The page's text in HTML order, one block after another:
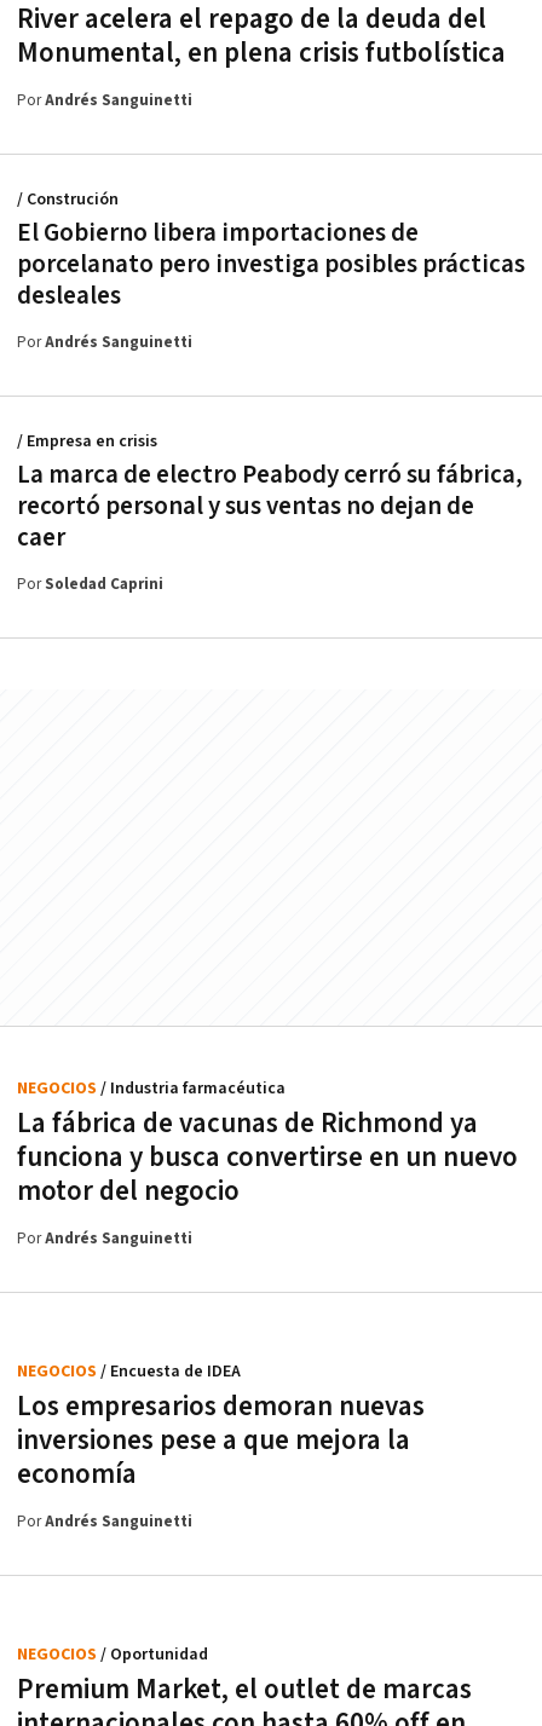
River acelera el repago de la deuda del
Monumental, en plena crisis futbolística
PorAndrés Sanguinetti
El Gobierno libera importaciones de
porcelanato pero investiga posibles prácticas
desleales
/ Construción
PorAndrés Sanguinetti
La marca de electro Peabody cerró su fábrica,
recortó personal y sus ventas no dejan de
caer
/ Empresa en crisis
PorSoledad Caprini
La fábrica de vacunas de Richmond ya
funciona y busca convertirse en un nuevo
motor del negocio
NEGOCIOS / Industria farmacéutica
PorAndrés Sanguinetti
Los empresarios demoran nuevas
inversiones pese a que mejora la
economía
NEGOCIOS / Encuesta de IDEA
PorAndrés Sanguinetti
Premium Market, el outlet de marcas
NEGOCIOS / Oportunidad